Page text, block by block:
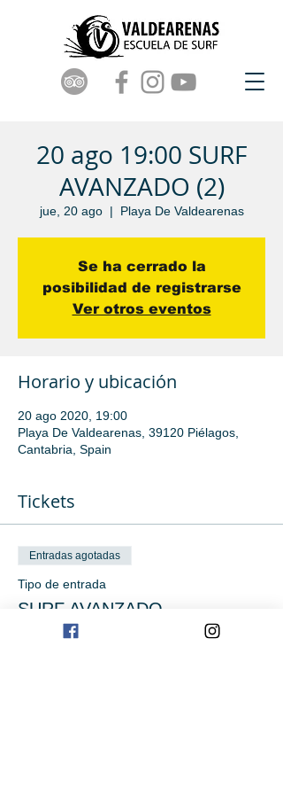
20 ago 19:00 SURF
AVANZADO (2)
jue, 20 ago
  |
Playa De Valdearenas
Se ha cerrado la
posibilidad de registrarse
Ver otros eventos
Horario y ubicación
20 ago 2020, 19:00
Playa De Valdearenas, 39120 Piélagos,
Cantabria, Spain
Tickets
Entradas agotadas
Tipo de entrada
SURF AVANZADO